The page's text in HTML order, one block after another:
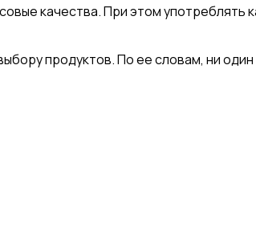
качества. При этом
продуктов. По ее словам, ни